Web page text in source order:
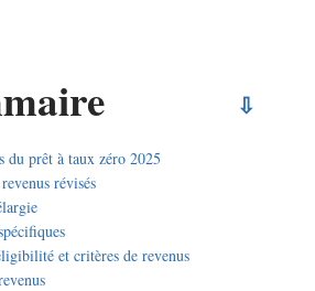
du prêt à taux zéro 2025
révisés
et critères de revenus